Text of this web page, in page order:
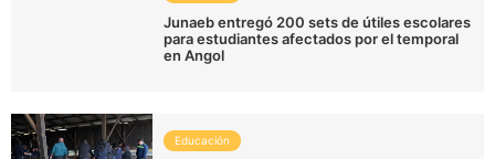
Junaeb entregó 200 sets de útiles escolares
para estudiantes afectados por el temporal
en Angol
Educación